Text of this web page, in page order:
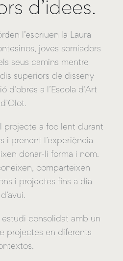
d’idees.
l’escriuen la Laura
joves somiadors
seus camins mentre
superiors de disseny
d’obres a l’Escola d’Art
d’Olot.
projecte a foc lent durant
i prenent l’experiència
donar-li forma i nom.
comparteixen
i projectes fins a dia
d’avui.
estudi consolidat amb un
projectes en diferents